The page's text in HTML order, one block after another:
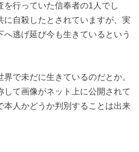
を行っていた信奉者の1人でし
に自殺したとされていますが、実
逃げ延び今も生きているという
で未だに生きているのだとか。
て画像がネット上に公開されて
本人かどうか判別することは出来